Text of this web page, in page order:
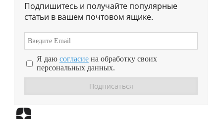
Подпишитесь и получайте популярные
статьи в вашем почтовом ящике.
Я даю согласие на обработку своих
персональных данных.